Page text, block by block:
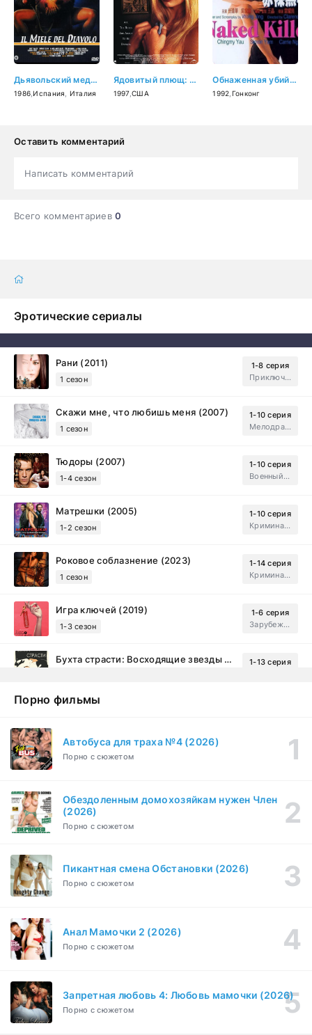
Дьявольский мед (1986)
1986 ,Испания Италия
Ядовитый плющ: Новое совращение (1997)
1997 ,США
Обнаженная убийца (1992)
1992 Гонконг
Оставить комментарий
Написать комментарий
Всего комментариев0
Эротические сериалы
Рани (2011)
1 сезон
1-8 серия
Приключения, Зарубежный, Мелодрама
Скажи мне, что любишь меня (2007)
1 сезон
1-10 серия
Мелодрама, Драма
Тюдоры (2007)
1-4 сезон
1-10 серия
Военный, Исторический, Зарубежный, Мелодрама, Драма
Матрешки (2005)
1-2 сезон
1-10 серия
Криминал, Драма
Роковое соблазнение (2023)
1 сезон
1-14 серия
Криминал, Мистический, Триллер, Драма
Игра ключей (2019)
1-3 сезон
1-6 серия
Зарубежный, Мелодрама, Драма
Бухта страсти: Восходящие звезды (2000)
1-13 серия
Эйфория (2019)
Бисексуалка (2018)
Сутенёры (2023)
1 сезон
1-6 серия
Порно фильмы
Автобуса для траха №4 (2026)
Порно с сюжетом
Обездоленным домохозяйкам нужен Член
(2026)
Порно с сюжетом
Пикантная смена Обстановки (2026)
Порно с сюжетом
Анал Мамочки 2 (2026)
Порно с сюжетом
Запретная любовь 4: Любовь мамочки (2026)
Порно с сюжетом